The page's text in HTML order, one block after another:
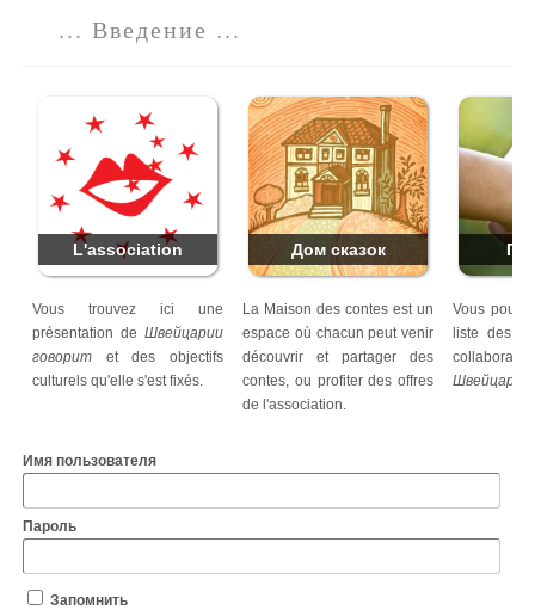
... Введение ...
L'association Дом сказок
Vous trouvez ici une
présentation de Швейцарии
говорит et des objectifs
culturels qu'elle s'est fixés.
La Maison des contes est un
espace où chacun peut venir
découvrir et partager des
contes, ou profiter des offres
de l'association.
Vous
liste des
Швейцарии
Имя пользователя
Пароль
Запомнить